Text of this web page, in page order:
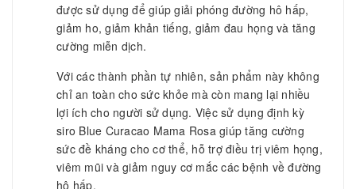
được sử dụng để giúp giải phóng đường hô hấp,
giảm ho, giảm khản tiếng, giảm đau họng và tăng
cường miễn dịch.
Với các thành phần tự nhiên, sản phẩm này không
chỉ an toàn cho sức khỏe mà còn mang lại nhiều
lợi ích cho người sử dụng. Việc sử dụng định kỳ
siro Blue Curacao Mama Rosa giúp tăng cường
sức đề kháng cho cơ thể, hỗ trợ điều trị viêm họng,
viêm mũi và giảm nguy cơ mắc các bệnh về đường
hô hấp.